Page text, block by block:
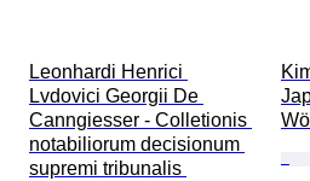
Leonhardi Henrici
Lvdovici Georgii De
Canngiesser - Colletionis
notabiliorum decisionum
supremi tribunalis